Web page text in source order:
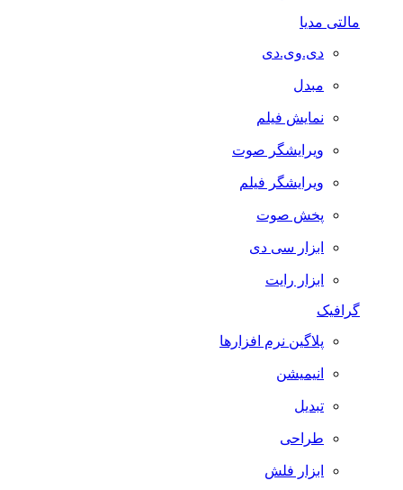
مالتی مدیا
دی.وی.دی
مبدل
نمایش فیلم
ویرایشگر صوت
ویرایشگر فیلم
پخش صوت
ابزار سی دی
ابزار رایت
گرافیک
پلاگین نرم افزارها
انیمیشن
تبدیل
طراحی
ابزار فلش